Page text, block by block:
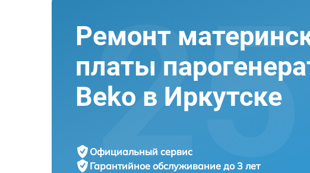
Ремонт
платы
Beko в Иркутске
Официальный сервис
Гарантийное обслуживание до 3 лет